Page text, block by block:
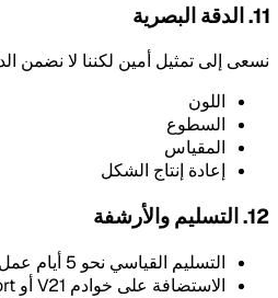
11. الدقة البصرية
نسعى إلى تمثيل أمين لكننا لا نضمن
اللون
السطوع
المقياس
إعادة إنتاج الشكل
12. التسليم والأرشفة
التسليم القياسي نحو 5 أيام عمل
الاستضافة على خوادم V21 أو Matterport